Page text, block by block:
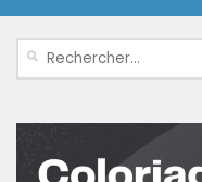
Rechercher :